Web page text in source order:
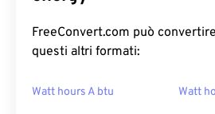
FreeConvert.com può
questi altri formati:
Watt hours A btu Watt